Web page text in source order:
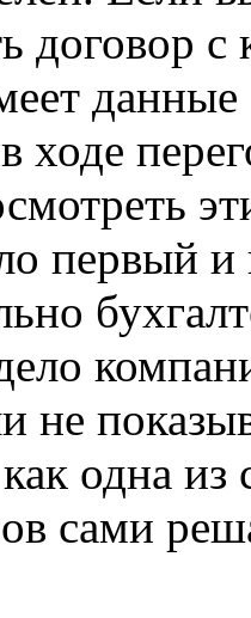
договор
ходе
первый и
не
одна из
сами